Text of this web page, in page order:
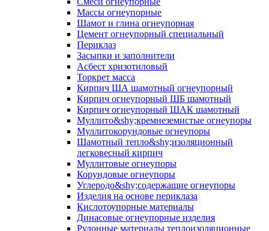
Массы огнеупорные
Шамот и глина огнеупорная
Цемент огнеупорный специальный
Периклаз
Засыпки и заполнители
Асбест хризотиловый
Торкрет масса
Кирпич ША шамотный огнеупорный
Кирпич огнеупорный ШБ шамотный
Кирпич огнеупорный ШАК шамотный
Муллито&shy;­кремнеземистые огнеупоры
Муллито­корундовые огнеупоры
Шамотный тепло&shy;изоляционный
легковесный кирпич
Муллитовые огнеупоры
Корундовые огнеупоры
Углеродо&shy;содержащие огнеупоры
Изделия на основе периклаза
Кислотоупорные материалы
Динасовые огнеупорные изделия
Рулонные материалы теплоизоляционные